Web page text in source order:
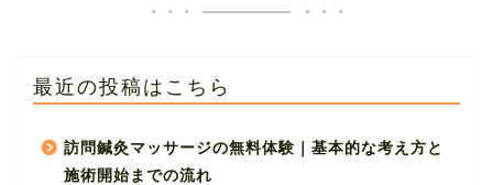
最近の投稿はこちら
訪問鍼灸マッサージの無料体験｜基本的な考え方と
施術開始までの流れ